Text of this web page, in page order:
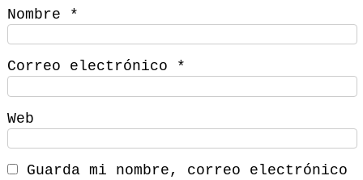
Nombre *
Correo electrónico *
Web
Guarda mi nombre, correo electrónico